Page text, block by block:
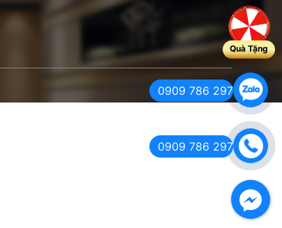
Quà Tặng
0909 786 297
0909 786 297